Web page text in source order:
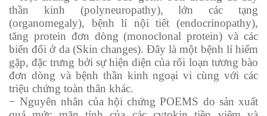
thần kinh (polyneuropathy), lớn các tạng
(organomegaly), bệnh lí nội tiết (endocrinopathy),
tăng protein đơn dòng (monoclonal protein) và các
biến đổi ở da (Skin changes). Đây là một bệnh lí hiếm
gặp, đặc trưng bởi sự hiện diện của rối loạn tương bào
đơn dòng và bệnh thần kinh ngoại vi cùng với các
triệu chứng toàn thân khác.
− Nguyên nhân của hội chứng POEMS do sản xuất